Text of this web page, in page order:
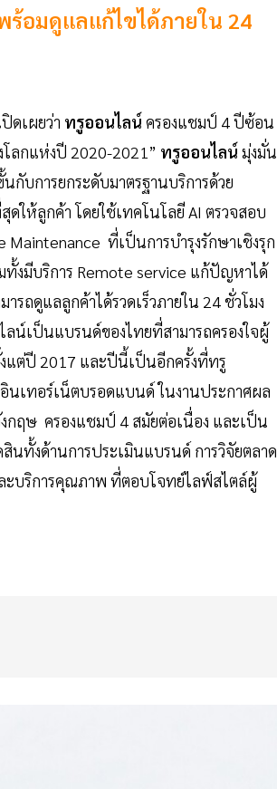
อมดูแลแก้ไขได้ภายใน 24
ดเผยว่า ทรูออนไลน์ ครองแชมป์ 4 ปีซ้อน
โลกแห่งปี 2020-2021” ทรูออนไลน์ มุ่งมั่น
บการยกระดับมาตรฐานบริการด้วย
ให้ลูกค้า โดยใช้เทคโนโลยี AI ตรวจสอบ
ที่เป็นการบำรุงรักษาเชิงรุก
มีบริการ Remote service แก้ปัญหาได้
ถดูแลลูกค้าได้รวดเร็วภายใน 24 ชั่วโมง
น์เป็นแบรนด์ของไทยที่สามารถครองใจผู้
แต่ปี 2017 และปีนี้เป็นอีกครั้งที่ทรู
นเทอร์เน็ตบรอดแบนด์ ในงานประกาศผล
กฤษ ครองแชมป์ 4 สมัยต่อเนื่อง และเป็น
นทั้งด้านการประเมินแบรนด์ การวิจัยตลาด
ะบริการคุณภาพ ที่ตอบโจทย์ไลฟ์สไตล์ผู้